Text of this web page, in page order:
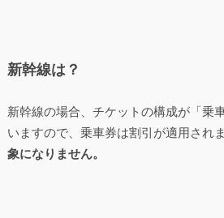
新幹線は？
新幹線の場合、チケットの構成が「乗
いますので、乗車券は割引が適用され
象になりません。